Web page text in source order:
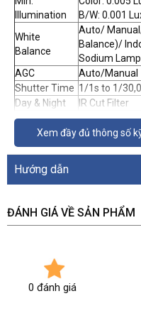
Illumination
B/W: 0.001
White
Balance
Auto/
Balance)/
Sodium Lamp
AGC
Auto/Manual
Shutter Time 1/1s to 1/
Day & Night
IR Cut Filter
Digital Zoom
16×
Privacy Mask 24
Focus Mode
Auto/Semi-
WDR
Lens
Zoom Speed Approx. 2.4 s
Horizontal
Vertical field
Diagonal
Working
Distance
10 mm to
Aperture
Xem đầy đủ thông số
Hướng dẫn
ĐÁNH GIÁ VỀ SẢN PHẨM
0 đánh giá